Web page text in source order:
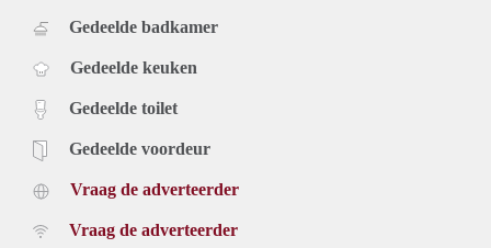
Gedeelde badkamer
Gedeelde keuken
Gedeelde toilet
Gedeelde voordeur
Vraag de adverteerder
Vraag de adverteerder